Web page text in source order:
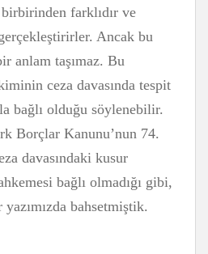
farklıdır ve
Ancak bu
anlam taşımaz. Bu
ceza davasında tespit
bağlı olduğu söylenebilir.
Borçlar Kanunu’nun 74.
davasındaki kusur
bağlı olmadığı gibi,
bahsetmiştik.